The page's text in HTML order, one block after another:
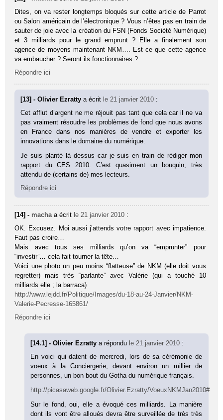
Dites, on va rester longtemps bloqués sur cette article de Parrot
ou Salon américain de l’électronique ? Vous n’êtes pas en train de
sauter de joie avec la création du FSN (Fonds Société Numérique)
et 3 milliards pour le grand emprunt ? Elle a finalement son
agence de moyens maintenant NKM…. Est ce que cette agence
va embaucher ? Seront ils fonctionnaires ?
Répondre ici
[13] - Olivier Ezrattya écrit le 21 janvier 2010 :
Cet afflut d’argent ne me réjouit pas tant que cela car il ne va
pas vraiment résoudre les problèmes de fond que nous avons
en France dans nos manières de vendre et exporter les
innovations dans le domaine du numérique.
Je suis planté là dessus car je suis en train de rédiger mon
rapport du CES 2010. C’est quasiment un bouquin, très
attendu de (certains de) mes lecteurs.
Répondre ici
[14] - macha a écrit le 21 janvier 2010 :
OK. Excusez. Moi aussi j’attends votre rapport avec impatience.
Faut pas croire…
Mais avec tous ses milliards qu’on va “emprunter” pour
“investir”… cela fait tourner la tête…
Voici une photo un peu moins “flatteuse” de NKM (elle doit vous
regretter) mais très “parlante” avec Valérie (qui a touché 10
milliards elle ; la barraca)
http://www.lejdd.fr/Politique/Images/du-18-au-24-Janvier/NKM-
Valerie-Pecresse-165861/
Répondre ici
[14.1] - Olivier Ezrattya répondu le 21 janvier 2010 :
En voici qui datent de mercredi, lors de sa cérémonie de
voeux à la Conciergerie, devant environ un millier de
personnes, un bon bout du Gotha du numérique français.
http://picasaweb.google.fr/Olivier.Ezratty/VoeuxNKMJan2010#
Sur le fond, oui, elle a évoqué ces milliards. La manière
dont ils vont être alloués devra être surveillée de très très